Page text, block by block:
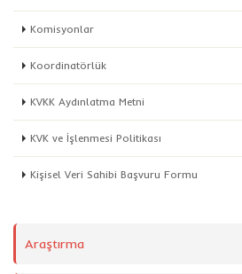
Komisyonlar
Koordinatörlük
KVKK Aydınlatma Metni
KVK ve İşlenmesi Politikası
Kişisel Veri Sahibi Başvuru Formu
Araştırma